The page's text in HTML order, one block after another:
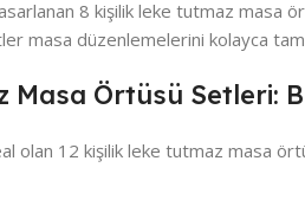
8 kişilik leke tutmaz
masa düzenlemelerini kolayca
Örtüsü Setleri:
olan 12 kişilik leke tutmaz masa